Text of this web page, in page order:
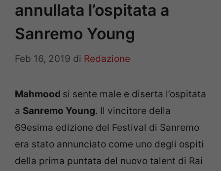
annullata l’ospitata a
Sanremo Young
Feb 16, 2019 di Redazione
Mahmood si sente male e diserta l’ospitata
a Sanremo Young. Il vincitore della
69esima edizione del Festival di Sanremo
era stato annunciato come uno degli ospiti
della prima puntata del nuovo talent di Rai